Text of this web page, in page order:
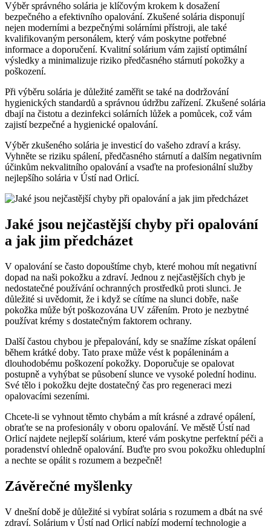
Výběr správného solária je klíčovým krokem k dosažení
bezpečného a efektivního opalování. Zkušené solária disponují
nejen moderními a bezpečnými solárními přístroji, ale také
kvalifikovaným personálem, který vám poskytne potřebné
informace a doporučení. Kvalitní solárium vám zajistí optimální
výsledky a minimalizuje riziko předčasného stárnutí pokožky a
poškození.
Při výběru solária je důležité zaměřit se také na dodržování
hygienických standardů a správnou údržbu zařízení. Zkušené solária
dbají na čistotu a dezinfekci solárních lůžek a pomůcek, což vám
zajistí bezpečné a hygienické opalování.
Výběr zkušeného solária je investicí do vašeho zdraví a krásy.
Vyhněte se riziku spálení, předčasného stárnutí a dalším negativním
účinkům nekvalitního opalování a vsaďte na profesionální služby
nejlepšího solária v Ústí nad Orlicí.
Jaké jsou nejčastější chyby při opalování
a jak jim předcházet
V opalování se často dopouštíme chyb, které mohou mít negativní
dopad na naši pokožku a zdraví. Jednou z nejčastějších chyb je
nedostatečné používání ochranných prostředků proti slunci. Je
důležité si uvědomit, že i když se cítíme na slunci dobře, naše
pokožka může být poškozována UV zářením. Proto je nezbytné
používat krémy s dostatečným faktorem ochrany.
Další častou chybou je přepalování, kdy se snažíme získat opálení
během krátké doby. Tato praxe může vést k popáleninám a
dlouhodobému poškození pokožky. Doporučuje se opalovat
postupně a vyhýbat se působení slunce ve vysoké polední hodinu.
Své tělo i pokožku dejte dostatečný čas pro regeneraci mezi
opalovacími sezeními.
Chcete-li se vyhnout těmto chybám a mít krásné a zdravé opálení,
obraťte se na profesionály v oboru opalování. Ve městě Ústí nad
Orlicí najdete nejlepší solárium, které vám poskytne perfektní péči a
poradenství ohledně opalování. Buďte pro svou pokožku ohleduplní
a nechte se opálit s rozumem a bezpečně!
Závěrečné myšlenky
V dnešní době je důležité si vybírat solária s rozumem a dbát na své
zdraví. Solárium v Ústí nad Orlicí nabízí moderní technologie a